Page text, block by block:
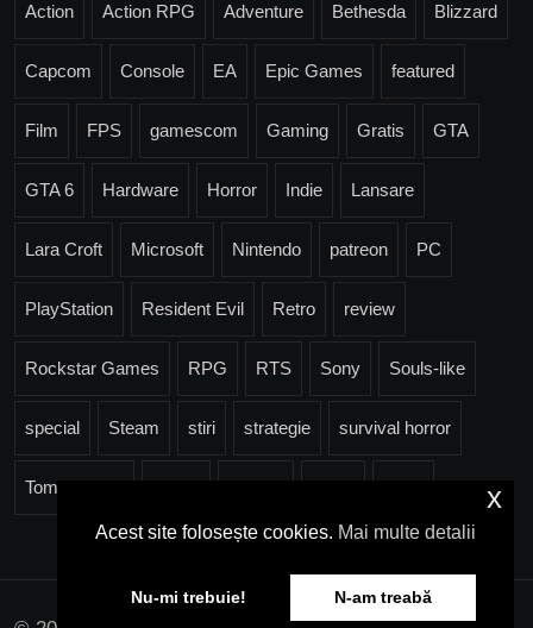
Action Action RPG Adventure Bethesda Blizzard
Capcom Console EA Epic Games featured
Film FPS gamescom Gaming Gratis GTA
GTA 6 Hardware Horror Indie Lansare
Lara Croft Microsoft Nintendo patreon PC
PlayStation Resident Evil Retro review
Rockstar Games RPG RTS Sony Souls-like
special Steam stiri strategie survival horror
Tomb Raider
Acest site folosește cookies. Mai multe detalii
Nu-mi trebuie! N-am treabă
x